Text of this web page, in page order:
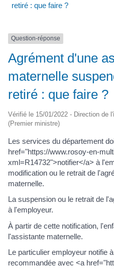
retiré : que faire ?
Question-réponse
Agrément d'une
maternelle
retiré : que faire ?
Vérifié le 15/01/2022 - Direction de
(Premier ministre)
Les services du département
href="https://www.rosoy-en-
xml=R14732">notifier</a> à
modification ou le retrait de
maternelle.
La suspension ou le retrait de
à l'employeur.
À partir de cette notification,
l'assistante maternelle.
Le particulier employeur notifie
recommandée avec <a